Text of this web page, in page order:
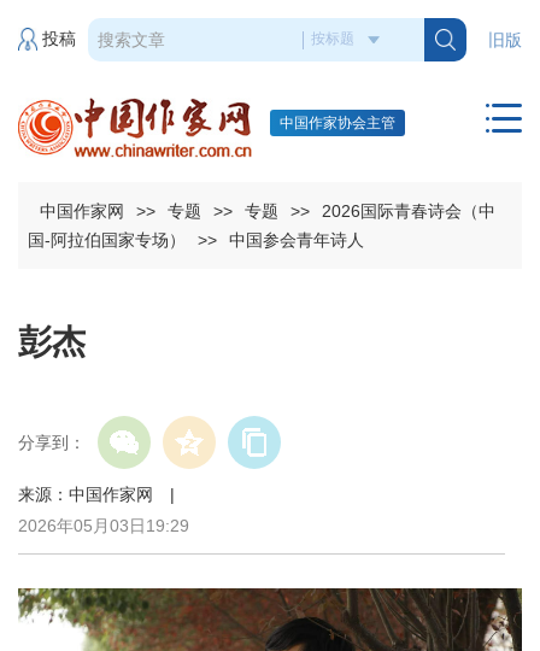
旧版
投稿
中国作家协会主管
中国作家网 >> 专题 >> 专题 >>
2026国际青春诗会（中
国-阿拉伯国家专场）
>> 中国参会青年诗人
彭杰
分享到：
来源：中国作家网 |
2026年05月03日19:29